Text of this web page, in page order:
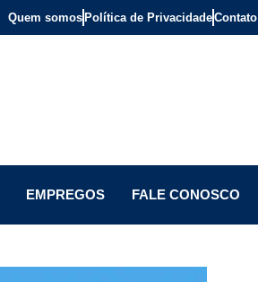
Quem somos Política de PrivacidadeContato
EMPREGOS FALE CONOSCO